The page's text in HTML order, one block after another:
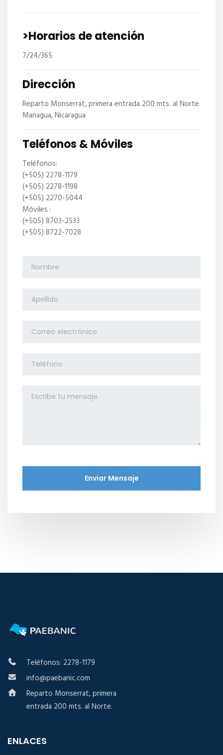
>Horarios de atención
7/24/365
Dirección
Reparto Monserrat, primera entrada 200 mts. al Norte.
Managua, Nicaragua
Teléfonos & Móviles
Teléfonos:
(+505) 2278-1179
(+505) 2278-1198
(+505) 2270-5044
Móviles :
(+505) 8703-2533
(+505) 8722-7028
Teléfonos: 2278-1179
info@paebanic.com
Reparto Monserrat, primera
entrada 200 mts. al Norte.
ENLACES